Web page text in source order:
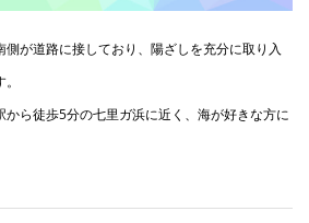
が道路に接しており、陽ざしを充分に取り入
ら徒歩5分の七里ガ浜に近く、海が好きな方に